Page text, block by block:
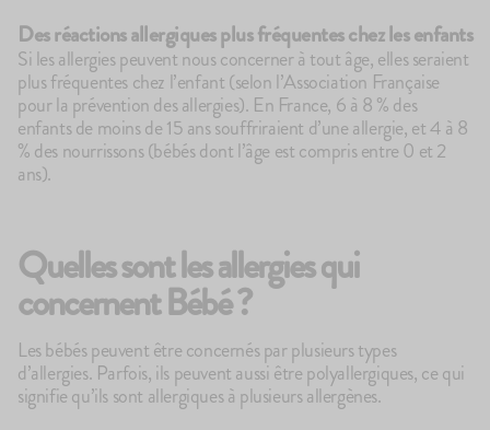
4.7 142avis 100g
Le Porridge
2,10€
Des réactions allergiques plus fréquentes chez les enfants
Si les allergies peuvent nous concerner à tout âge, elles seraient
plus fréquentes chez l’enfant (selon l’Association Française
pour la prévention des allergies). En France, 6 à 8 % des
enfants de moins de 15 ans souffriraient d’une allergie, et 4 à 8
% des nourrissons (bébés dont l’âge est compris entre 0 et 2
ans).
Quelles sont les allergies qui
concernent Bébé ?
Les bébés peuvent être concernés par plusieurs types
d’allergies. Parfois, ils peuvent aussi être polyallergiques, ce qui
signifie qu’ils sont allergiques à plusieurs allergènes.